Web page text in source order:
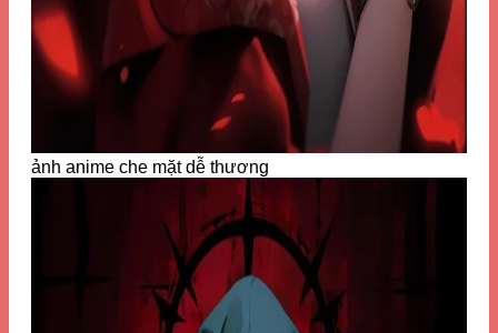
ảnh anime che mặt dễ thương